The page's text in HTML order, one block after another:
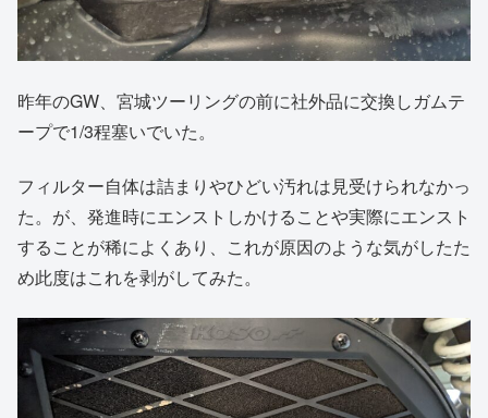
昨年のGW、宮城ツーリングの前に社外品に交換しガムテ
ープで1/3程塞いでいた。
フィルター自体は詰まりやひどい汚れは見受けられなかっ
た。が、発進時にエンストしかけることや実際にエンスト
することが稀によくあり、これが原因のような気がしたた
め此度はこれを剥がしてみた。